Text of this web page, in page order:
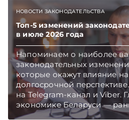
воспользоваться
кредитования для
партнерам из Мьянмы. Об
новостях – в обзоре
опубликованных в первую
Подписывайтесь на
Главное об экономике
чем в новостях
НОВОСТИ ЗАКОНОДАТЕЛЬСТВА
Топ-5 изменений
в июле 2026 года
Напоминаем о наиболее
законодательных
которые окажут влияние
долгосрочной
на Telegram‑канал и Viber.
экономике Беларуси —
TelegramViber